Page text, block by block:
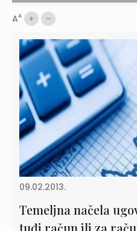
AA
09.02.2013.
Temeljna načela
tuđi račun ili za